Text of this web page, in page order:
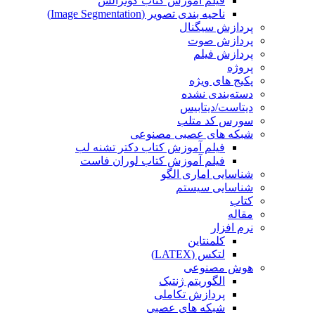
ناحیه بندی تصویر (Image Segmentation)
پردازش سیگنال
پردازش صوت
پردازش فیلم
پروژه
پکیج های ویژه
دسته‌بندی نشده
دیتاست/دیتابیس
سورس کد متلب
شبکه های عصبی مصنوعی
فیلم آموزش کتاب دکتر تشنه لب
فیلم آموزش کتاب لوران فاست
شناسایی اماری الگو
شناسایی سیستم
کتاب
مقاله
نرم افزار
کلمنتاین
لتکس (LATEX)
هوش مصنوعی
الگوریتم ژنتیک
پردازش تکاملی
شبکه های عصبی